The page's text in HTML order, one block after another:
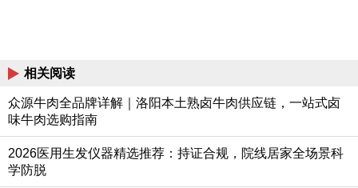
相关阅读
众源牛肉全品牌详解｜洛阳本土熟卤牛肉供应链，一站式卤
味牛肉选购指南
2026医用生发仪器精选推荐：持证合规，院线居家全场景科
学防脱